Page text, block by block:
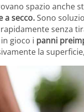
spazio anche
a secco.Sono
senza
gioco i panni
la